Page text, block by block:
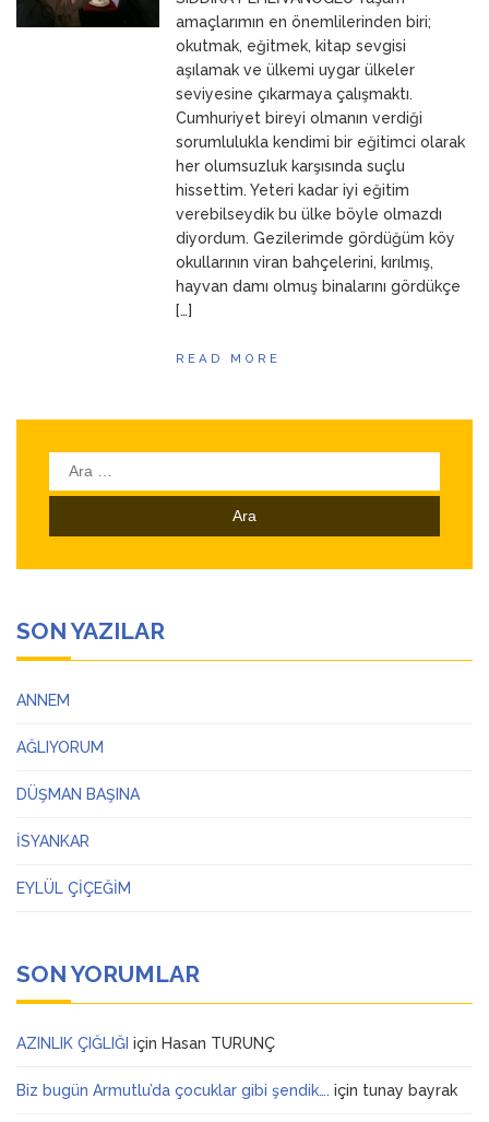
23 Mart 2026 ANNEMamaçlarımın en önemlilerinden biri;
okutmak, eğitmek, kitap sevgisi
aşılamak ve ülkemi uygar ülkeler
seviyesine çıkarmaya çalışmaktı.
Cumhuriyet bireyi olmanın verdiği
sorumlulukla kendimi bir eğitimci olarak
her olumsuzluk karşısında suçlu
hissettim. Yeteri kadar iyi eğitim
verebilseydik bu ülke böyle olmazdı
diyordum. Gezilerimde gördüğüm köy
okullarının viran bahçelerini, kırılmış,
hayvan damı olmuş binalarını gördükçe
[…]
READ MORE
Arama:
SON YAZILAR
ANNEM
AĞLIYORUM
DÜŞMAN BAŞINA
İSYANKAR
EYLÜL ÇİÇEĞİM
SON YORUMLAR
AZINLIK ÇIĞLIĞI için Hasan TURUNÇ
Biz bugün Armutlu’da çocuklar gibi şendik…. için tunay bayrak